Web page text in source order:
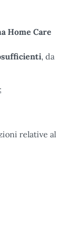
Home Care
, da
relative al